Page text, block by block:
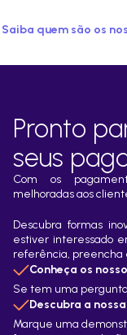
Saiba quem são os
Pronto
seus
Com os
melhoradas aos
Descubra formas
estiver interessado
referência, preencha
Conheça os
Se tem uma
Descubra a
Marque uma